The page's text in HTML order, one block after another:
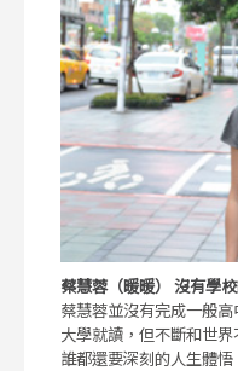
蔡慧蓉（暖暖） 沒有學
蔡慧蓉並沒有完成一般
大學就讀，但不斷和世
誰都還要深刻的人生體